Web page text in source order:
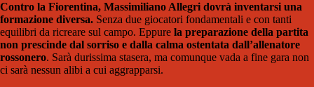
Contro la Fiorentina, Massimiliano Allegri dovrà inventarsi una
formazione diversa. Senza due giocatori fondamentali e con tanti
equilibri da ricreare sul campo. Eppure la preparazione della partita
non prescinde dal sorriso e dalla calma ostentata dall’allenatore
rossonero. Sarà durissima stasera, ma comunque vada a fine gara non
ci sarà nessun alibi a cui aggrapparsi.